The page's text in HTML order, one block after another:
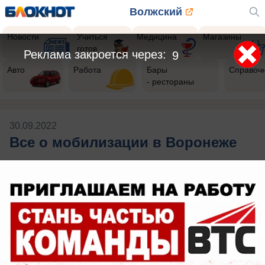
Волжский
Новости
Учиться
готов
Медицина Магазины
Авто Работа
Бары
- рестораны
30.09.2022
Все о мобилизации в Воронеже
Подпишисьна нас в телеграм
Публикации на тему: Все о
9
Реклама закроется через: